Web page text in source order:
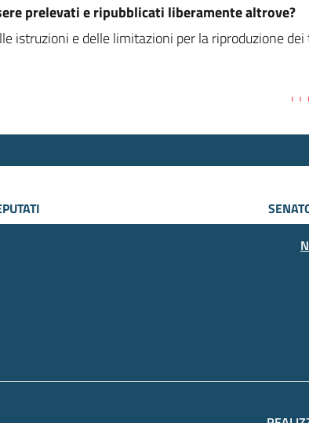
prelevati e ripubblicati liberamente altrove?
istruzioni e delle limitazioni per la riproduzione